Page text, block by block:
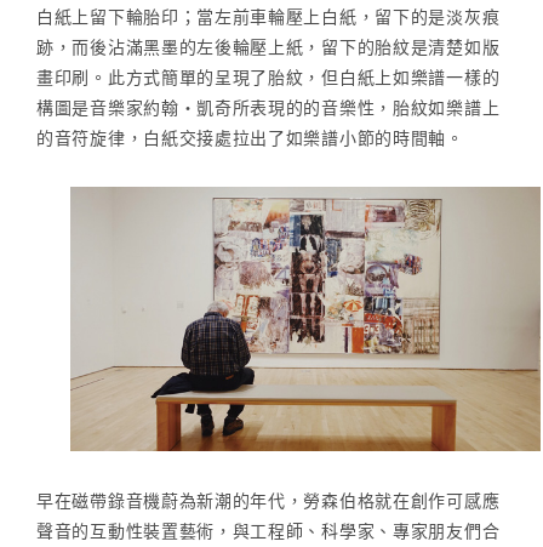
白紙上留下輪胎印；當左前車輪壓上白紙，留下的是淡灰痕
跡，而後沾滿黑墨的左後輪壓上紙，留下的胎紋是清楚如版
畫印刷。此方式簡單的呈現了胎紋，但白紙上如樂譜一樣的
構圖是音樂家約翰‧凱奇所表現的的音樂性，胎紋如樂譜上
的音符旋律，白紙交接處拉出了如樂譜小節的時間軸。
早在磁帶錄音機蔚為新潮的年代，勞森伯格就在創作可感應
聲音的互動性裝置藝術，與工程師、科學家、專家朋友們合